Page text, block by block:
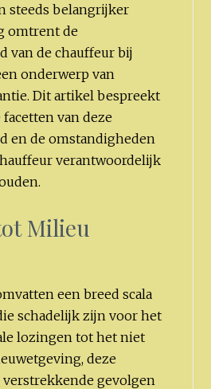
steeds belangrijker
omtrent de
van de chauffeur bij
onderwerp van
Dit artikel bespreekt
van deze
en de omstandigheden
verantwoordelijk
Milieu
een breed scala
schadelijk zijn voor het
lozingen tot het niet
deze
gevolgen